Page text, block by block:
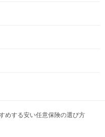
めする安い任意保険の選び方